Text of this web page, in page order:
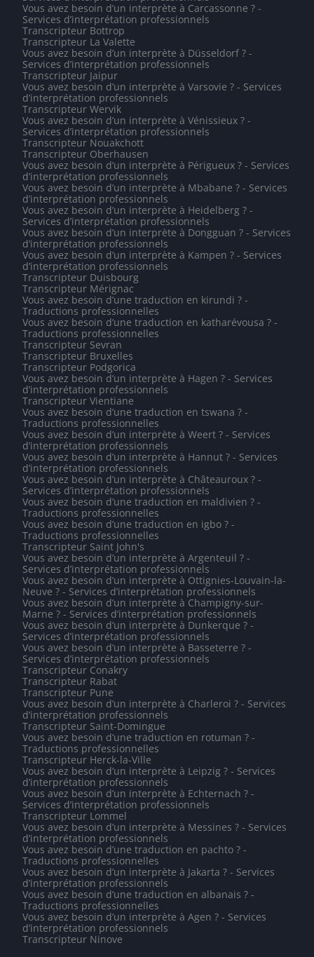
Vous avez besoin d’un interprète à Carcassonne ? -
Services d’interprétation professionnels
Transcripteur Bottrop
Transcripteur La Valette
Vous avez besoin d’un interprète à Düsseldorf ? -
Services d’interprétation professionnels
Transcripteur Jaipur
Vous avez besoin d’un interprète à Varsovie ? - Services
d’interprétation professionnels
Transcripteur Wervik
Vous avez besoin d’un interprète à Vénissieux ? -
Services d’interprétation professionnels
Transcripteur Nouakchott
Transcripteur Oberhausen
Vous avez besoin d’un interprète à Périgueux ? - Services
d’interprétation professionnels
Vous avez besoin d’un interprète à Mbabane ? - Services
d’interprétation professionnels
Vous avez besoin d’un interprète à Heidelberg ? -
Services d’interprétation professionnels
Vous avez besoin d’un interprète à Dongguan ? - Services
d’interprétation professionnels
Vous avez besoin d’un interprète à Kampen ? - Services
d’interprétation professionnels
Transcripteur Duisbourg
Transcripteur Mérignac
Vous avez besoin d’une traduction en kirundi ? -
Traductions professionnelles
Vous avez besoin d’une traduction en katharévousa ? -
Traductions professionnelles
Transcripteur Sevran
Transcripteur Bruxelles
Transcripteur Podgorica
Vous avez besoin d’un interprète à Hagen ? - Services
d’interprétation professionnels
Transcripteur Vientiane
Vous avez besoin d’une traduction en tswana ? -
Traductions professionnelles
Vous avez besoin d’un interprète à Weert ? - Services
d’interprétation professionnels
Vous avez besoin d’un interprète à Hannut ? - Services
d’interprétation professionnels
Vous avez besoin d’un interprète à Châteauroux ? -
Services d’interprétation professionnels
Vous avez besoin d’une traduction en maldivien ? -
Traductions professionnelles
Vous avez besoin d’une traduction en igbo ? -
Traductions professionnelles
Transcripteur Saint John's
Vous avez besoin d’un interprète à Argenteuil ? -
Services d’interprétation professionnels
Vous avez besoin d’un interprète à Ottignies-Louvain-la-
Neuve ? - Services d’interprétation professionnels
Vous avez besoin d’un interprète à Champigny-sur-
Marne ? - Services d’interprétation professionnels
Vous avez besoin d’un interprète à Dunkerque ? -
Services d’interprétation professionnels
Vous avez besoin d’un interprète à Basseterre ? -
Services d’interprétation professionnels
Transcripteur Conakry
Transcripteur Rabat
Transcripteur Pune
Vous avez besoin d’un interprète à Charleroi ? - Services
d’interprétation professionnels
Transcripteur Saint-Domingue
Vous avez besoin d’une traduction en rotuman ? -
Traductions professionnelles
Transcripteur Herck-la-Ville
Vous avez besoin d’un interprète à Leipzig ? - Services
d’interprétation professionnels
Vous avez besoin d’un interprète à Echternach ? -
Services d’interprétation professionnels
Transcripteur Lommel
Vous avez besoin d’un interprète à Messines ? - Services
d’interprétation professionnels
Vous avez besoin d’une traduction en pachto ? -
Traductions professionnelles
Vous avez besoin d’un interprète à Jakarta ? - Services
d’interprétation professionnels
Vous avez besoin d’une traduction en albanais ? -
Traductions professionnelles
Vous avez besoin d’un interprète à Agen ? - Services
d’interprétation professionnels
Transcripteur Ninove